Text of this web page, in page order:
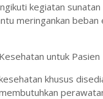
kegiatan
meringankan
untuk Pasien
khusus